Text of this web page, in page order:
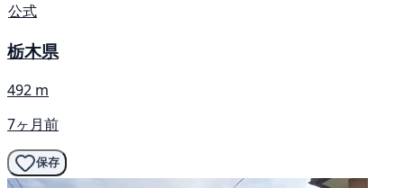
公式
栃木県
492 m
7ヶ月前
保存